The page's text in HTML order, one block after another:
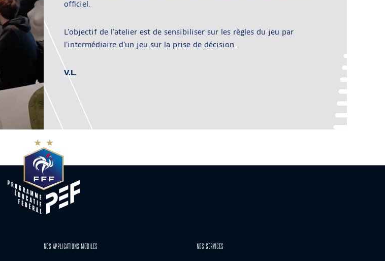
officiel.
L’objectif de l’atelier est de sensibiliser sur les règles du jeu par
l’intermédiaire d’un jeu sur la prise de décision.
V.L.
NOS APPLICATIONS MOBILES NOS SERVICES